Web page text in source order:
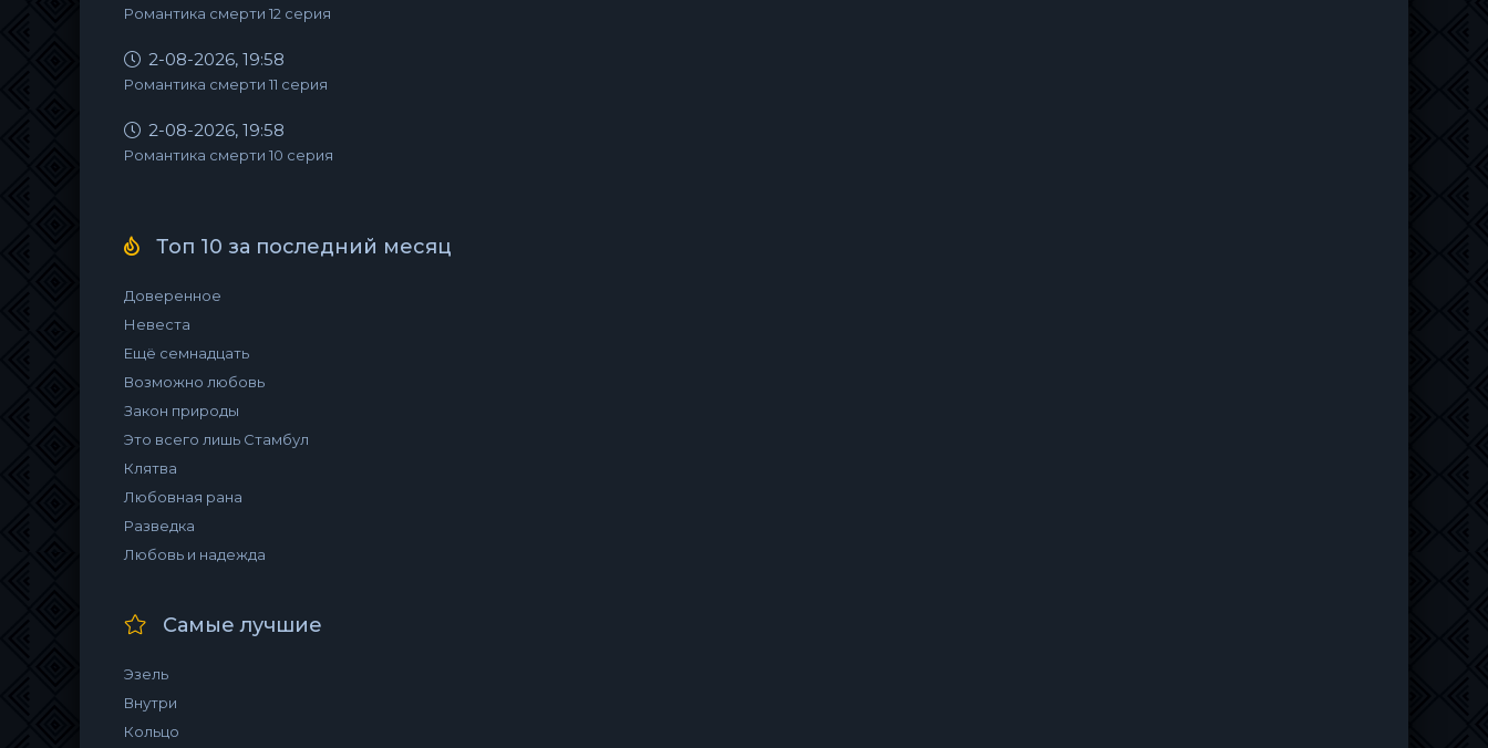
Романтика смерти 12 серия
2-08-2026, 19:58
Романтика смерти 11 серия
2-08-2026, 19:58
Романтика смерти 10 серия
Топ 10 за последний месяц
Доверенное
Невеста
Ещё семнадцать
Возможно любовь
Закон природы
Это всего лишь Стамбул
Клятва
Любовная рана
Разведка
Любовь и надежда
Самые лучшие
Эзель
Внутри
Кольцо